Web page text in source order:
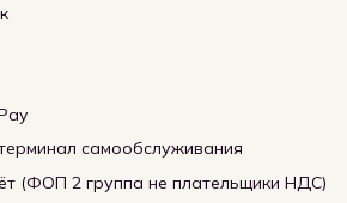
самообслуживания
(ФОП 2 группа не плательщики НДС)